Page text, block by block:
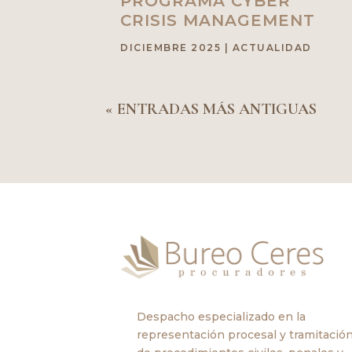
CRISIS MANAGEMENT
DICIEMBRE 2025 ACTUALIDAD
« ENTRADAS MÁS ANTIGUAS
Despacho especializado en la
representación procesal y tramitación